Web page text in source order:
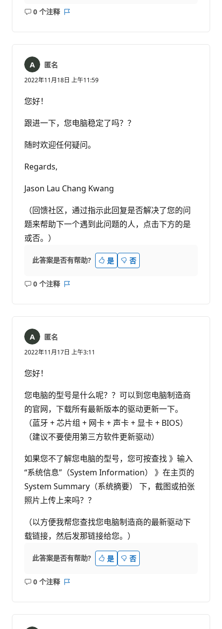
0 个注释
无
匿名
2022年11月18日 上午11:59
您好！
跟进一下，您电脑稳定了吗？？
随时欢迎任何疑问。
Regards,
Jason Lau Chang Kwang
（回馈社区，通过指示此回复是否解决了您的问
题来帮助下一个遇到此问题的人，点击下方的是
或否。）
此答案是否有帮助? 是 否
0 个注释
无
匿名
2022年11月17日 上午3:11
您好！
您电脑的型号是什么呢？？可以到您电脑制造商
的官网，下载所有最新版本的驱动更新一下。
（蓝牙 + 芯片组 + 网卡 + 声卡 + 显卡 + BIOS）
（建议不要使用第三方软件更新驱动）
如果您不了解您电脑的型号，您可按查找 》输入
“系统信息”（System Information） 》在主页的
System Summary（系统摘要） 下，截图或拍张
照片上传上来吗？？
（以方便我帮您查找您电脑制造商的最新驱动下
载链接，然后发那链接给您。）
此答案是否有帮助? 是 否
0 个注释
无